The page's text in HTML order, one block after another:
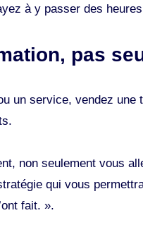
à y passer des
pas
un service, vendez
non seulement vous
qui vous
fait. ».